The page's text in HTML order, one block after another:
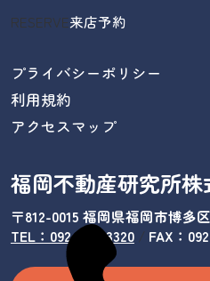
RESERVE来店予約
プライバシーポリシー
利用規約
アクセスマップ
福岡不動産研究所株
〒812-0015 福岡県福岡市博多
TEL：092-433-3320/ FAX：